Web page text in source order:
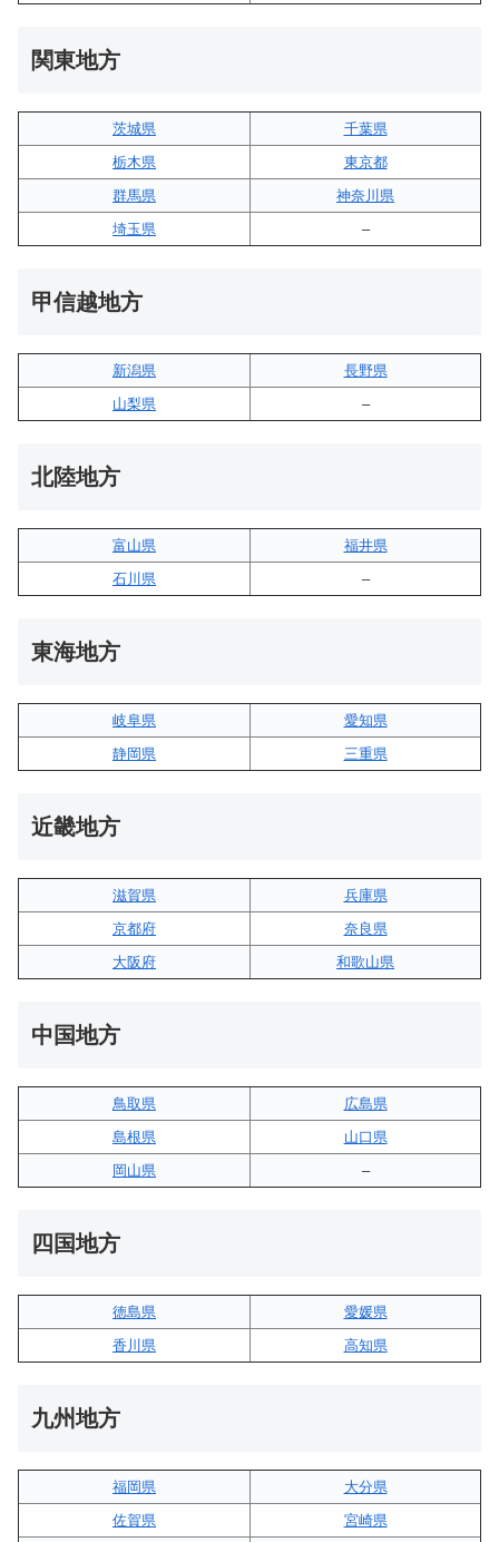
関東地方
茨城県
千葉県
栃木県
東京都
群馬県
神奈川県
埼玉県
–
甲信越地方
新潟県
長野県
山梨県
–
北陸地方
富山県
福井県
石川県
–
東海地方
岐阜県
愛知県
静岡県
三重県
近畿地方
滋賀県
兵庫県
京都府
奈良県
大阪府
和歌山県
中国地方
鳥取県
広島県
島根県
山口県
岡山県
–
四国地方
徳島県
愛媛県
香川県
高知県
九州地方
福岡県
大分県
佐賀県
宮崎県